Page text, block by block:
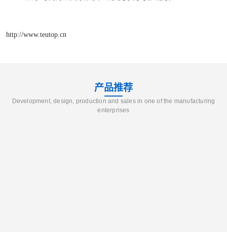
http://www.teutop.cn
产品推荐
Development, design, production and sales in one of the manufacturing
enterprises